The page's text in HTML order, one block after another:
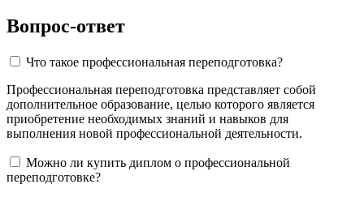
Вопрос-ответ
Что такое профессиональная переподготовка?
Профессиональная переподготовка представляет собой
дополнительное образование, целью которого является
приобретение необходимых знаний и навыков для
выполнения новой профессиональной деятельности.
Можно ли купить диплом о профессиональной
переподготовке?